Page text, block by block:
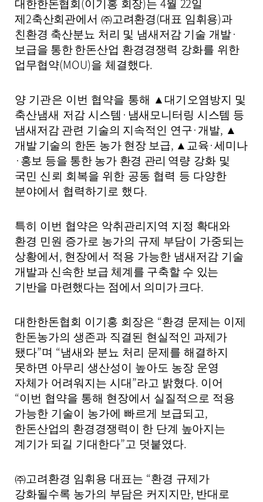
대한한돈협회 이기홍 회장 는 월
일
제2축산회관에서 ㈜고려환경(대표 임휘용)과
친환경 축산분뇨 처리 및 냄새저감 기술 개발·
보급을 통한한돈산업 환경경쟁력 강화를 위한
업무협약(MOU)을 체결했다.
양 기관은 이번 협약을 통해 ▲ 대기오염방지 및
축산냄새 저감 시스템 · 냄새모니터링 시스템 등
냄새저감 관련 기술의 지속적인 연구· 개발, ▲
개발 기술의 한돈 농가 현장 보급, ▲ 교육·세미나
· 홍보 등을 통한 농가 환경 관리 역량 강화 및
국민 신뢰 회복을 위한 공동 협력 등 다양한
분야에서 협력하기로 했다.
특히 이번 협약은 악취관리지역 지정 확대와
환경 민원 증가로 농가의 규제 부담이 가중되는
상황에서, 현장에서 적용 가능한 냄새저감 기술
개발과 신속한 보급 체계를 구축할 수 있는
기반을 마련했다는 점에서 의미가 크다.
대한한돈협회 이기홍 회장은 “환경 문제는 이제
한돈농가의 생존과 직결된 현실적인 과제가
됐다”며 “냄새와 분뇨 처리 문제를 해결하지
못하면 아무리 생산성이 높아도 농장 운영
자체가 어려워지는 시대”라고 밝혔다. 이어
“이번 협약을 통해 현장에서 실질적으로 적용
가능한 기술이 농가에 빠르게 보급되고,
한돈산업의 환경경쟁력이 한 단계 높아지는
계기가 되길 기대한다”고 덧붙였다.
㈜고려환경 임휘용 대표는 “환경 규제가
강화될수록 농가의 부담은 커지지만, 반대로